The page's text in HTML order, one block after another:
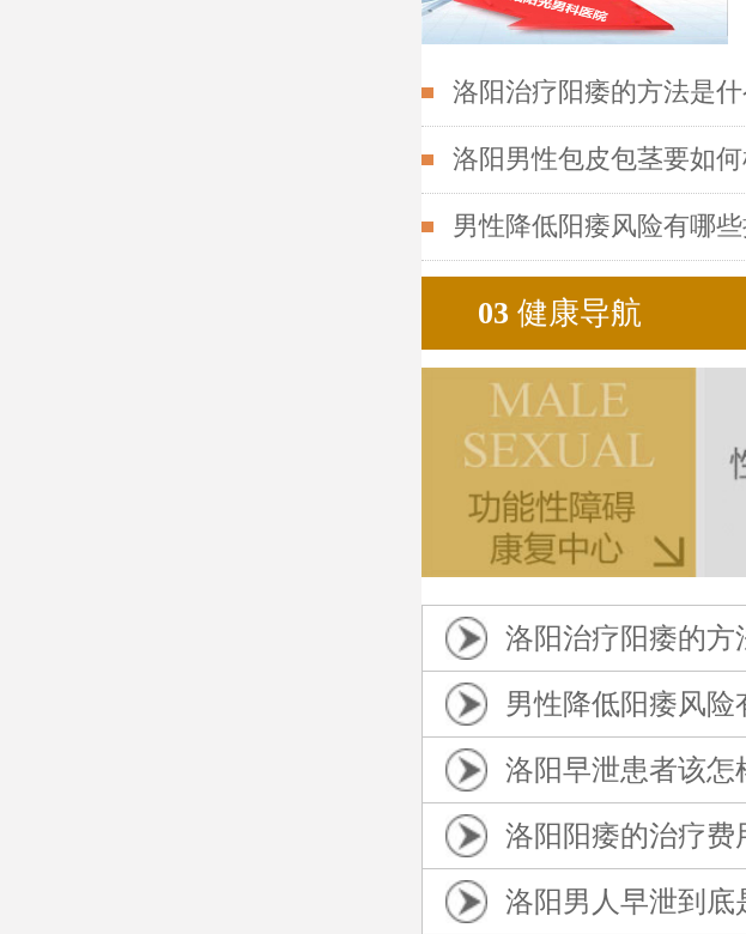
洛阳治疗阳痿的方法是什
洛阳男性包皮包茎要如
男性降低阳痿风险有哪
03 健康导航
洛阳治疗阳痿的方
男性降低阳痿风险
洛阳早泄患者该怎
洛阳阳痿的治疗费
洛阳男人早泄到底